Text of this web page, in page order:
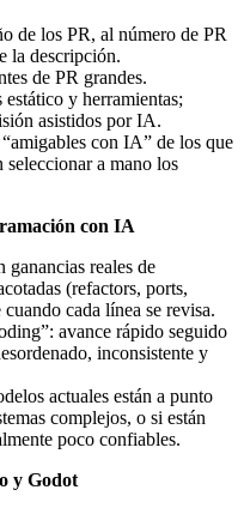
de los PR, al número de PR
la descripción.
de PR grandes.
y herramientas;
asistidos por IA.
con IA” de los que
seleccionar a mano los
con IA
reales de
(refactors, ports,
cada línea se revisa.
avance rápido seguido
inconsistente y
actuales están a punto
complejos, o si están
poco confiables.
y Godot